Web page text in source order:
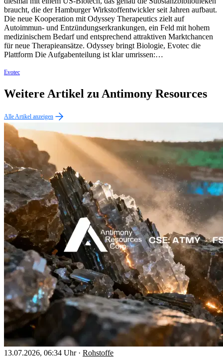
braucht, die der Hamburger Wirkstoffentwickler seit Jahren aufbaut.
Die neue Kooperation mit Odyssey Therapeutics zielt auf
Autoimmun- und Entzündungserkrankungen, ein Feld mit hohem
medizinischem Bedarf und entsprechend attraktiven Marktchancen
für neue Therapieansätze. Odyssey bringt Biologie, Evotec die
Plattform Die Aufgabenteilung ist klar umrissen:…
Evotec
Weitere Artikel zu Antimony Resources
Alle Artikel anzeigen
13.07.2026, 06:34 Uhr · Rohstoffe